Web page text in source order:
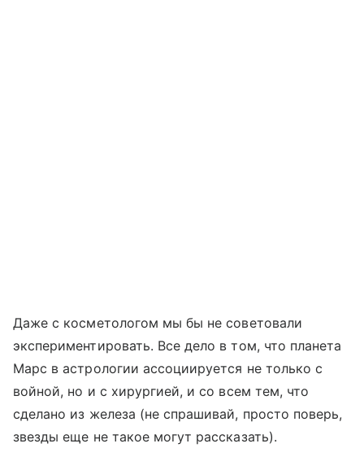
Даже с косметологом мы бы не советовали
экспериментировать. Все дело в том, что планета
Марс в астрологии ассоциируется не только с
войной, но и с хирургией, и со всем тем, что
сделано из железа (не спрашивай, просто поверь,
звезды еще не такое могут рассказать).